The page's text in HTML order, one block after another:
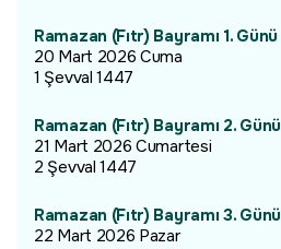
Ramazan (Fıtr) Bayramı 1. Günü
20 Mart 2026 Cuma
1 Şevval 1447
Ramazan (Fıtr) Bayramı 2. Günü
21 Mart 2026 Cumartesi
2 Şevval 1447
Ramazan (Fıtr) Bayramı 3. Günü
22 Mart 2026 Pazar